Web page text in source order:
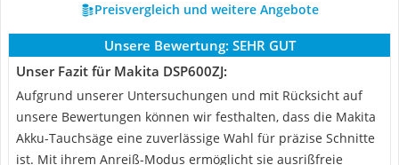
Preisvergleich und weitere Angebote
Unsere Bewertung: SEHR GUT
Unser Fazit für Makita DSP600ZJ:
Aufgrund unserer Untersuchungen und mit Rücksicht auf
unsere Bewertungen können wir festhalten, dass die Makita
Akku-Tauchsäge eine zuverlässige Wahl für präzise Schnitte
ist. Mit ihrem Anreiß-Modus ermöglicht sie ausrißfreie